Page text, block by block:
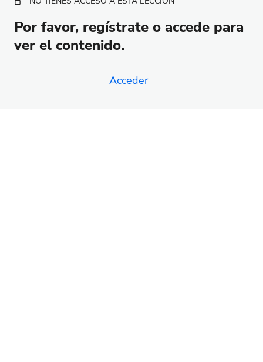
Personalización
Por favor, regístrate o accede para
ver el contenido.
Acceder